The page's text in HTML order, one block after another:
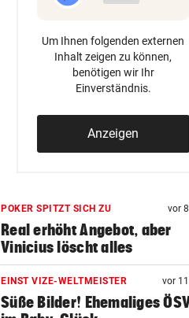
Um Ihnen folgenden externen
Inhalt zeigen zu können,
benötigen wir Ihr
Einverständnis.
Anzeigen
POKER SPITZT SICH ZU vor
Real erhöht Angebot, aber
Vinicius löscht alles
EINST VIZE-WELTMEISTER vor
Süße Bilder! Ehemaliges